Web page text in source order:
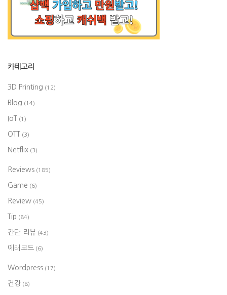
카테고리
3D Printing (12)
Blog (14)
IoT (1)
OTT (3)
Netflix (3)
Reviews (185)
Game (6)
Review (45)
Tip (84)
간단 리뷰 (43)
에러코드 (6)
Wordpress (17)
건강 (8)